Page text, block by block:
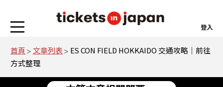
登入
首頁 文章列表
ES CON FIELD HOKKAIDO 交通攻略｜前往
方式整理